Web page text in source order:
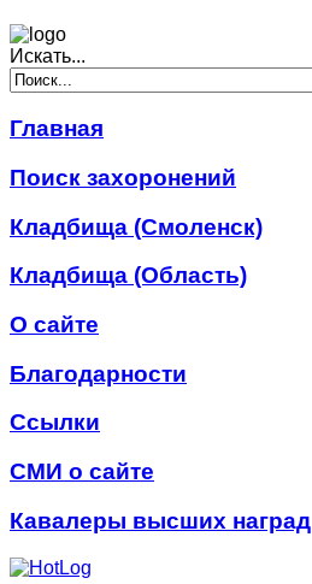
Искать...
Главная
Поиск захоронений
Кладбища (Смоленск)
Кладбища (Область)
О сайте
Благодарности
Ссылки
СМИ о сайте
Кавалеры высших наград